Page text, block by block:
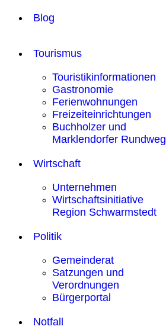
Blog
Tourismus
Touristikinformationen
Gastronomie
Ferienwohnungen
Freizeiteinrichtungen
Buchholzer und
Marklendorfer Rundweg
Wirtschaft
Unternehmen
Wirtschaftsinitiative
Region Schwarmstedt
Politik
Gemeinderat
Satzungen und
Verordnungen
Bürgerportal
Notfall